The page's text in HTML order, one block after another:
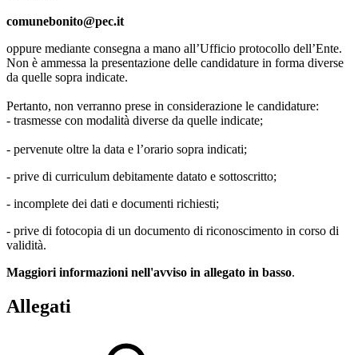
comunebonito@pec.it
oppure mediante consegna a mano all’Ufficio protocollo dell’Ente.
Non è ammessa la presentazione delle candidature in forma diverse
da quelle sopra indicate.
Pertanto, non verranno prese in considerazione le candidature:
- trasmesse con modalità diverse da quelle indicate;
- pervenute oltre la data e l’orario sopra indicati;
- prive di curriculum debitamente datato e sottoscritto;
- incomplete dei dati e documenti richiesti;
- prive di fotocopia di un documento di riconoscimento in corso di
validità.
Maggiori informazioni nell'avviso in allegato in basso.
Allegati